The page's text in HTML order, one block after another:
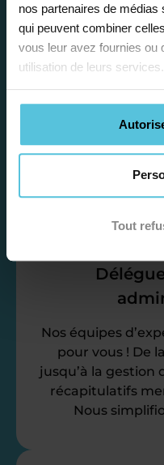
nos partenaires de médias
qui peuvent combiner
vous leur avez fournies ou
utilisation de leurs services.
Tout
Enseignez
vos
emploi du temps
vos
Nos équipes
pour vous ! De
jusqu’à la gestion
récapitulatifs
Nous